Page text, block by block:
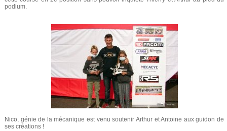
podium.
Nico, génie de la mécanique est venu soutenir Arthur et Antoine aux guidon de
ses créations !